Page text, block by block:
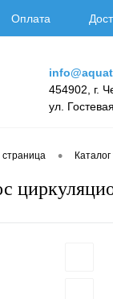
Оплата
454902, г.
ул.
страница •